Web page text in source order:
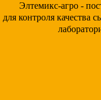
Элтемикс-агро -
для контроля качества